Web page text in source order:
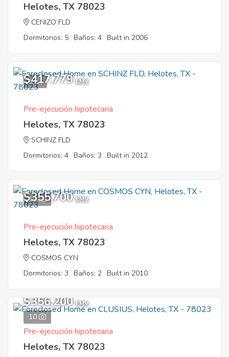
Helotes, TX 78023
CENIZO FLD
Dormitorios: 5 Baños: 4 Built in 2006
1
$417,779 EMV
Pre-ejecución hipotecaria
Helotes, TX 78023
SCHINZ FLD
Dormitorios: 4 Baños: 3 Built in 2012
10
$355,700 EMV
Pre-ejecución hipotecaria
Helotes, TX 78023
COSMOS CYN
Dormitorios: 3 Baños: 2 Built in 2010
10
$356,200 EMV
Pre-ejecución hipotecaria
Helotes, TX 78023